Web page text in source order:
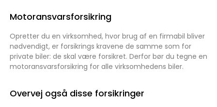
Motoransvarsforsikring
Opretter du en virksomhed, hvor brug af en firmabil bliver
nødvendigt, er forsikrings kravene de samme som for
private biler: de skal være forsikret. Derfor bør du tegne en
motoransvarsforsikring for alle virksomhedens biler.
Overvej også disse forsikringer